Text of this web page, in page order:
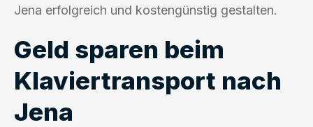
Jena erfolgreich und kostengünstig gestalten.
Geld sparen beim
Klaviertransport nach
Jena